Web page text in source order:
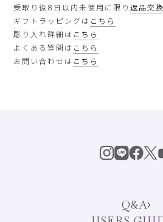
受取り後8日以内未使用に限り返品交
ギフトラッピングは こちら
彫り入れ詳細は こちら
よくある質問は こちら
お問い合わせは こちら
Q&A